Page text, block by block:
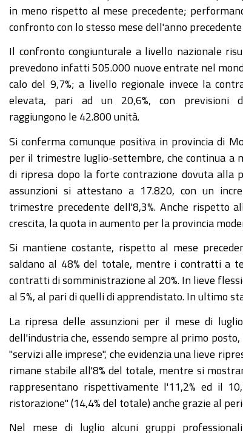
in meno rispetto al mese precedente;
confronto con lo stesso mese dell'anno precedente
Il confronto congiunturale a livello nazionale
prevedono infatti 505.000 nuove entrate nel
calo del 9,7%; a livello regionale invece la
elevata, pari ad un 20,6%, con previsioni
raggiungono le 42.800 unità.
Si conferma comunque positiva in provincia di
per il trimestre luglio-settembre, che continua a
di ripresa dopo la forte contrazione dovuta alla
assunzioni si attestano a 17.820, con un
trimestre precedente dell'8,3%. Anche rispetto
crescita, la quota in aumento per la provincia
Si mantiene costante, rispetto al mese
saldano al 48% del totale, mentre i contratti a
contratti di somministrazione al 20%. In lieve
al 5%, al pari di quelli di apprendistato. In ultimo
La ripresa delle assunzioni per il mese di
dell'industria che, essendo sempre al primo
"servizi alle imprese", che evidenzia una lieve
rimane stabile all'8% del totale, mentre si
rappresentano rispettivamente l'11,2% ed il
ristorazione" (14,4% del totale) anche grazie al
Nel mese di luglio alcuni gruppi